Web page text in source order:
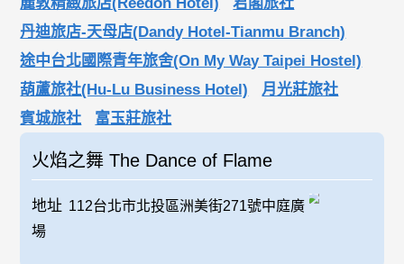
丹迪旅店-天母店(Dandy Hotel-Tianmu Branch)
途中台北國際青年旅舍(On My Way Taipei Hostel)
葫蘆旅社(Hu-Lu Business Hotel)
月光莊旅社
賓城旅社
富玉莊旅社
火焰之舞 The Dance of Flame
地址 112台北市北投區洲美街271號中庭廣
場